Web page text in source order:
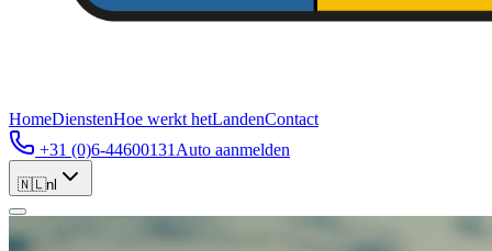
HomeDienstenHoe werkt hetLandenContact
+31 (0)6-44600131 Auto aanmelden
🇳🇱nl